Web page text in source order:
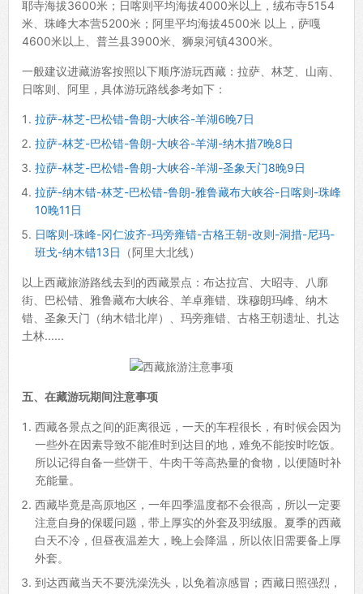
耶寺海拔3600米；日喀则平均海拔4000米以上，绒布寺5154
米、珠峰大本营5200米；阿里平均海拔4500米 以上，萨嘎
4600米以上、普兰县3900米、狮泉河镇4300米。
一般建议进藏游客按照以下顺序游玩西藏：拉萨、林芝、山南、
日喀则、阿里，具体游玩路线参考如下：
拉萨-林芝-巴松错-鲁朗-大峡谷-羊湖6晚7日
拉萨-林芝-巴松错-鲁朗-大峡谷-羊湖-纳木措7晚8日
拉萨-林芝-巴松错-鲁朗-大峡谷-羊湖-圣象天门8晚9日
拉萨-纳木错-林芝-巴松错-鲁朗-雅鲁藏布大峡谷-日喀则-珠峰
10晚11日
日喀则-珠峰-冈仁波齐-玛旁雍错-古格王朝-改则-洞措-尼玛-
班戈-纳木错13日
（阿里大北线）
以上西藏旅游路线去到的西藏景点：布达拉宫、大昭寺、八廓
街、巴松错、雅鲁藏布大峡谷、羊卓雍错、珠穆朗玛峰、纳木
错、圣象天门（纳木错北岸）、玛旁雍错、古格王朝遗址、扎达
土林......
五、在藏游玩期间注意事项
西藏各景点之间的距离很远，一天的车程很长，有时候会因为
一些外在因素导致不能准时到达目的地，难免不能按时吃饭。
所以记得自备一些饼干、牛肉干等高热量的食物，以便随时补
充能量。
西藏毕竟是高原地区，一年四季温度都不会很高，所以一定要
注意自身的保暖问题，带上厚实的外套及羽绒服。夏季的西藏
白天不冷，但昼夜温差大，晚上会降温，所以依旧需要备上厚
外套。
到达西藏当天不要洗澡洗头，以免着凉感冒；西藏日照强烈，